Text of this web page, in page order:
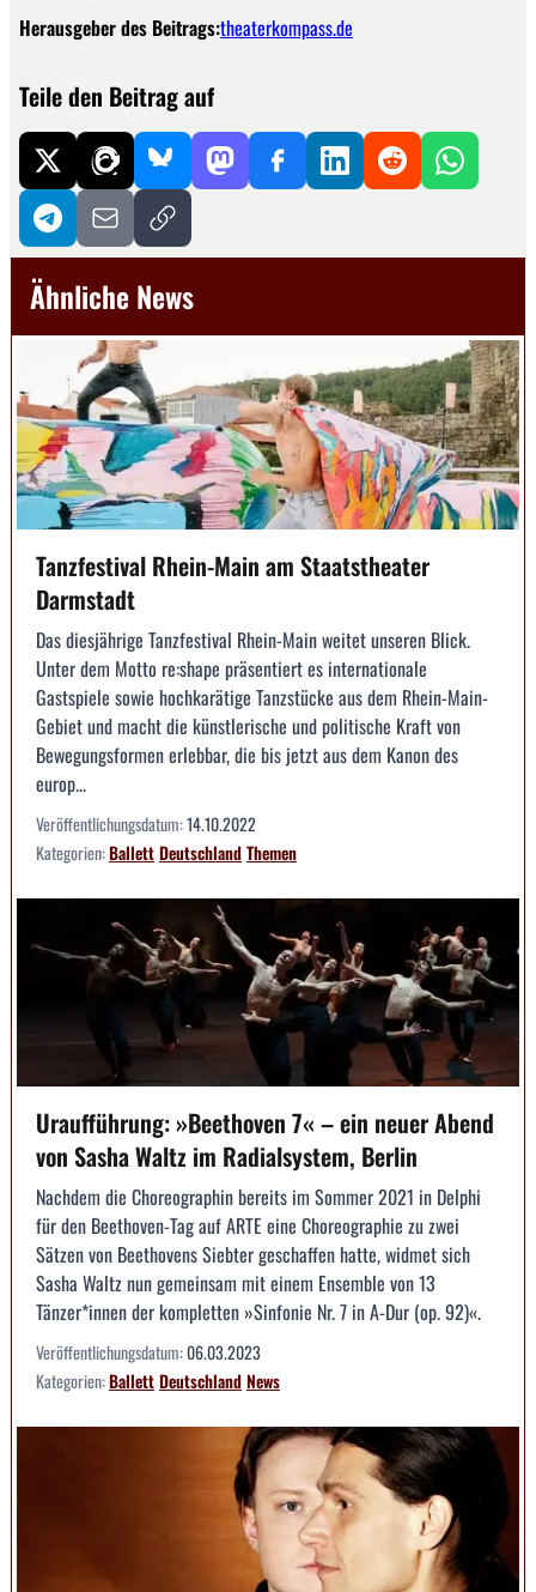
Herausgeber des Beitrags:theaterkompass.de
Teile den Beitrag auf
Ähnliche News
Tanzfestival Rhein-Main am Staatstheater
Darmstadt
Das diesjährige Tanzfestival Rhein-Main weitet unseren Blick.
Unter dem Motto re:shape präsentiert es internationale
Gastspiele sowie hochkarätige Tanzstücke aus dem Rhein-Main-
Gebiet und macht die künstlerische und politische Kraft von
Bewegungsformen erlebbar, die bis jetzt aus dem Kanon des
europ...
Veröffentlichungsdatum:14.10.2022
Kategorien:BallettDeutschlandThemen
Uraufführung: »Beethoven 7« – ein neuer Abend
von Sasha Waltz im Radialsystem, Berlin
Nachdem die Choreographin bereits im Sommer 2021 in Delphi
für den Beethoven-Tag auf ARTE eine Choreographie zu zwei
Sätzen von Beethovens Siebter geschaffen hatte, widmet sich
Sasha Waltz nun gemeinsam mit einem Ensemble von 13
Tänzer*innen der kompletten »Sinfonie Nr. 7 in A-Dur (op. 92)«.
Veröffentlichungsdatum:06.03.2023
Kategorien:BallettDeutschlandNews